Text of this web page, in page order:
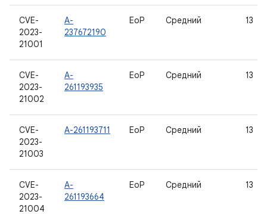
CVE-
2023-
21001
A-
237672190
EoP Средний 13
CVE-
2023-
21002
A-
261193935
EoP Средний 13
CVE-
2023-
21003
A-261193711 EoP Средний 13
CVE-
2023-
21004
A-
261193664
EoP Средний 13